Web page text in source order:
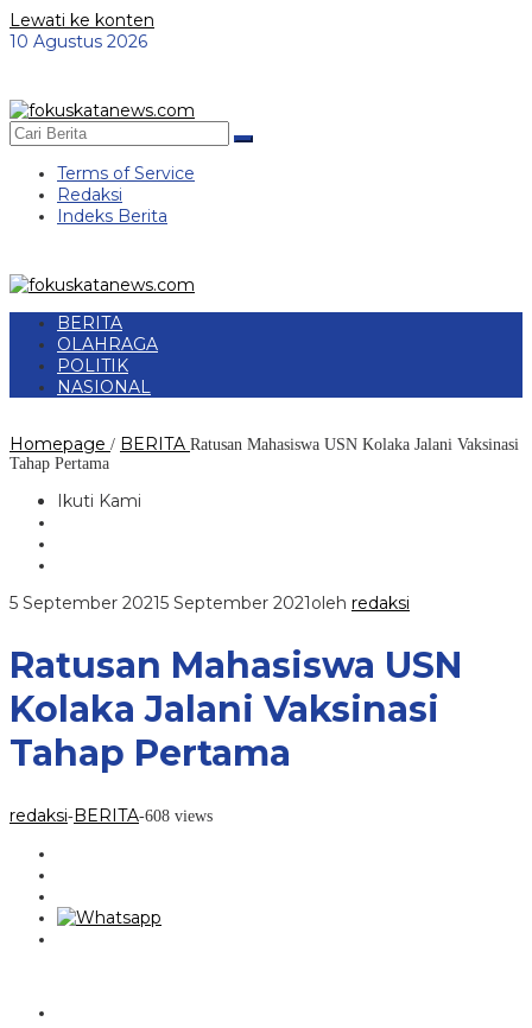
Lewati ke konten
10 Agustus 2026
Terms of Service
Redaksi
Indeks Berita
BERITA
OLAHRAGA
POLITIK
NASIONAL
Homepage / BERITA Ratusan Mahasiswa USN Kolaka Jalani Vaksinasi
Tahap Pertama
Ikuti Kami
5 September 20215 September 2021oleh redaksi
Ratusan Mahasiswa USN
Kolaka Jalani Vaksinasi
Tahap Pertama
redaksi-BERITA-608 views